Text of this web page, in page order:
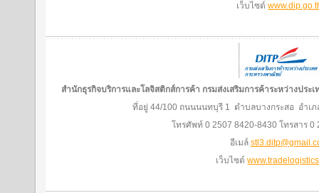
เว็บไซต์
สำนักธุรกิจบริการและโลจิสติกส์การค้า กรมส่งเสริมการค้าระหว่างประ
ที่อยู่ 44/100 ถนนนนทบุรี 1 ตำบลบางกระสอ อำเ
โทรศัพท์ 0 2507 8420-8430 โทรสาร 0
อีเมล์
เว็บไซต์